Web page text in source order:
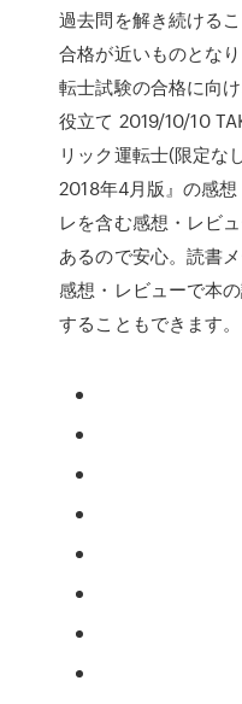
過去問を解き続ける
合格が近いものとな
転士試験の合格に向
役立て 2019/10/10
リック運転士(限定な
2018年4月版』の感
レを含む感想・レビ
あるので安心。読書
感想・レビューで本
することもできます。